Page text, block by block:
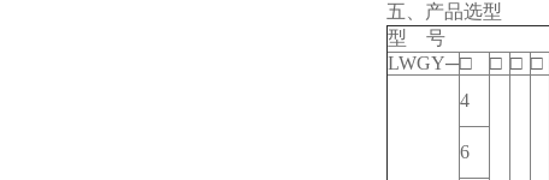
五、产品选型
型 号
LWGY─□ □ □ □
4
6